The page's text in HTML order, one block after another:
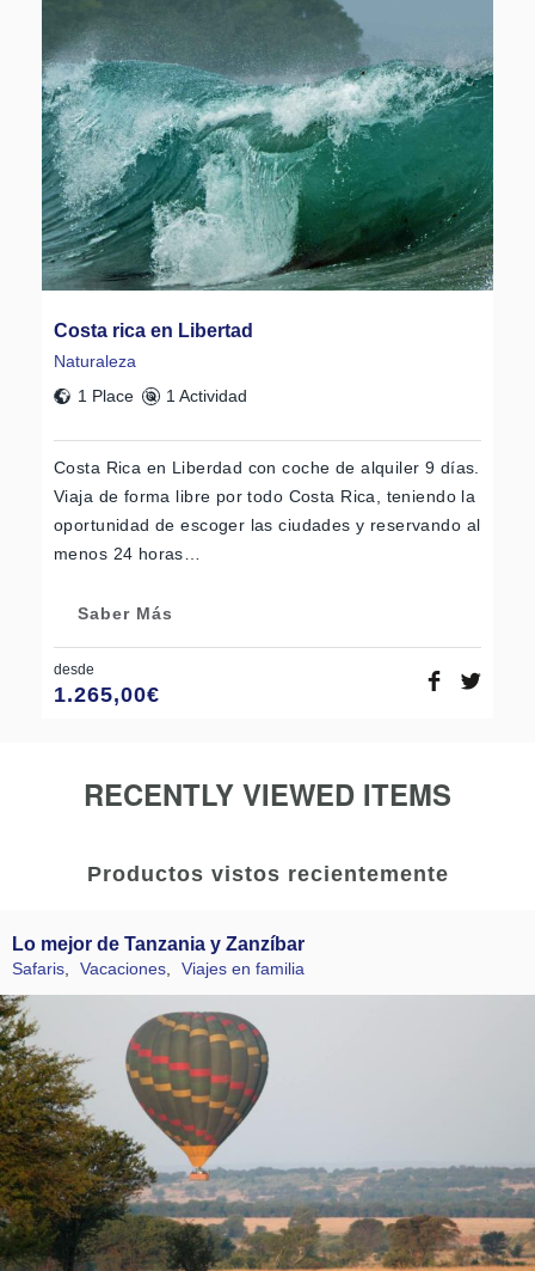
Costa rica en Libertad
Naturaleza
1 Place
1 Actividad
Costa Rica en Liberdad con coche de alquiler 9 días.
Viaja de forma libre por todo Costa Rica, teniendo la
oportunidad de escoger las ciudades y reservando al
menos 24 horas…
Saber Más
desde
1.265,00€
RECENTLY VIEWED ITEMS
Productos vistos recientemente
Lo mejor de Tanzania y Zanzíbar
Safaris, Vacaciones, Viajes en familia